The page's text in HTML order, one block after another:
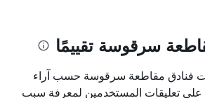
سرقوسة تقييمًا
فنادق مقاطعة سرقوسة حسب آراء
على تعليقات المستخدمين لمعرفة سبب